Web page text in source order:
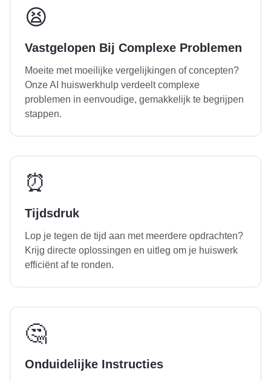
😫
Vastgelopen Bij Complexe Problemen
Moeite met moeilijke vergelijkingen of concepten?
Onze AI huiswerkhulp verdeelt complexe
problemen in eenvoudige, gemakkelijk te begrijpen
stappen.
⏰
Tijdsdruk
Lop je tegen de tijd aan met meerdere opdrachten?
Krijg directe oplossingen en uitleg om je huiswerk
efficiënt af te ronden.
🤔
Onduidelijke Instructies